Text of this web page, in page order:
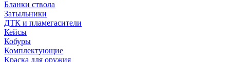
Бланки ствола
Затыльники
ДТК и пламегасители
Кейсы
Кобуры
Комплектующие
Краска для оружия